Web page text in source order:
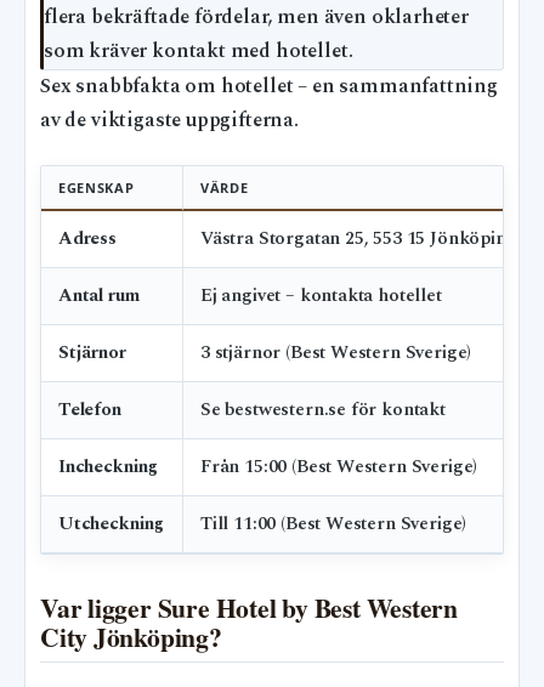
flera bekräftade fördelar, men även oklarheter
som kräver kontakt med hotellet.
Sex snabbfakta om hotellet – en sammanfattning
av de viktigaste uppgifterna.
EGENSKAP VÄRDE
Adress Västra Storgatan 25, 553 15 Jönköping (
Antal rum Ej angivet – kontakta hotellet
Stjärnor 3 stjärnor (Best Western Sverige)
Telefon Se bestwestern.se för kontakt
Incheckning Från 15:00 (Best Western Sverige)
Utcheckning Till 11:00 (Best Western Sverige)
Var ligger Sure Hotel by Best Western
City Jönköping?